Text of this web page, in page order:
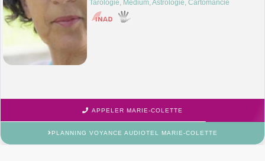
Tarologie, Médium, Astrologie, Cartomancie
APPELER MARIE-COLETTE
PLANNING VOYANCE AUDIOTEL MARIE-COLETTE